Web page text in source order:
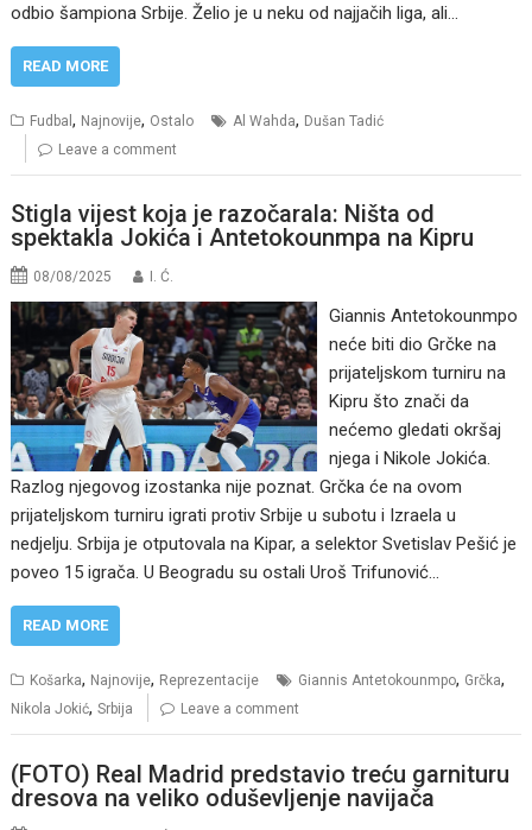
odbio šampiona Srbije. Želio je u neku od najjačih liga, ali…
READ MORE
Fudbal, Najnovije, Ostalo Al Wahda, Dušan Tadić
Leave a comment
Stigla vijest koja je razočarala: Ništa od
spektakla Jokića i Antetokounmpa na Kipru
08/08/2025 I. Ć.
Giannis Antetokounmpo
neće biti dio Grčke na
prijateljskom turniru na
Kipru što znači da
nećemo gledati okršaj
njega i Nikole Jokića.
Razlog njegovog izostanka nije poznat. Grčka će na ovom
prijateljskom turniru igrati protiv Srbije u subotu i Izraela u
nedjelju. Srbija je otputovala na Kipar, a selektor Svetislav Pešić je
poveo 15 igrača. U Beogradu su ostali Uroš Trifunović…
READ MORE
Košarka, Najnovije, Reprezentacije Giannis Antetokounmpo, Grčka,
Nikola Jokić,Srbija Leave a comment
(FOTO) Real Madrid predstavio treću garnituru
dresova na veliko oduševljenje navijača